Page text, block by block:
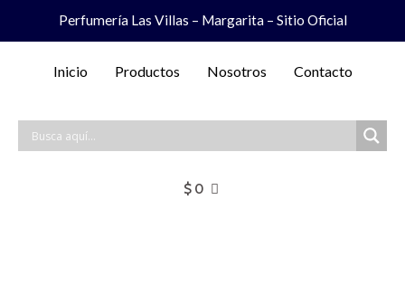
Perfumería Las Villas – Margarita – Sitio Oficial
Inicio Productos Nosotros Contacto
$ 0